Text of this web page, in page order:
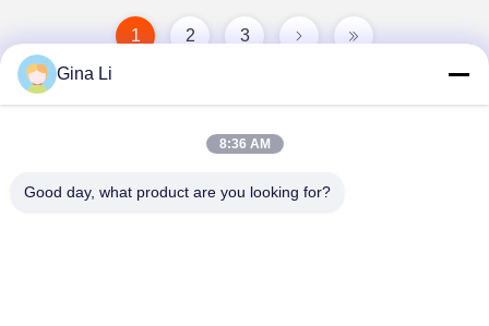
1 2 3
Gina Li
8:36 AM
Good day, what product are you looking for?